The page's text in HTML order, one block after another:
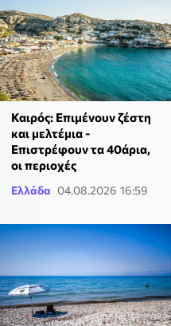
Καιρός: Επιμένουν ζέστη
και μελτέμια -
Επιστρέφουν τα 40άρια,
οι περιοχές
Ελλάδα 04.08.2026 16:59